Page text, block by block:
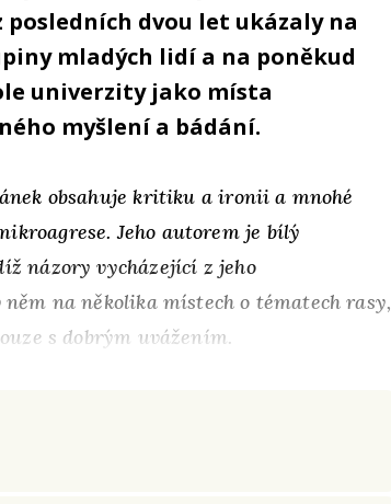
posledních dvou let ukázaly na
mladých lidí a na poněkud
univerzity jako místa
myšlení a bádání.
obsahuje kritiku a ironii a mnohé
Jeho autorem je bílý
názory vycházející z jeho
na několika místech o tématech rasy,
s dobrým uvážením.